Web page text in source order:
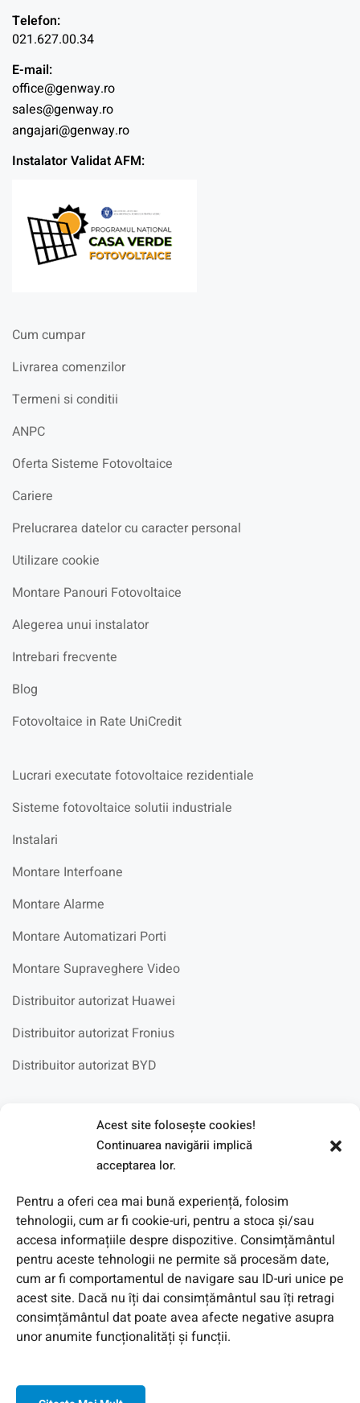
Acest site foloseşte cookies!
Continuarea navigării implică
acceptarea lor.
Pentru a oferi cea mai bună experiență, folosim
tehnologii, cum ar fi cookie-uri, pentru a stoca și/sau
accesa informațiile despre dispozitive. Consimțământul
pentru aceste tehnologii ne permite să procesăm date,
cum ar fi comportamentul de navigare sau ID-uri unice pe
acest site. Dacă nu îți dai consimțământul sau îți retragi
consimțământul dat poate avea afecte negative asupra
unor anumite funcționalități și funcții.
Telefon:
021.627.00.34
E-mail:
office@genway.ro
sales@genway.ro
angajari@genway.ro
Instalator Validat AFM:
Cum cumpar
Livrarea comenzilor
Termeni si conditii
ANPC
Oferta Sisteme Fotovoltaice
Cariere
Prelucrarea datelor cu caracter personal
Utilizare cookie
Montare Panouri Fotovoltaice
Alegerea unui instalator
Intrebari frecvente
Blog
Fotovoltaice in Rate UniCredit
Lucrari executate fotovoltaice rezidentiale
Sisteme fotovoltaice solutii industriale
Instalari
Montare Interfoane
Montare Alarme
Montare Automatizari Porti
Montare Supraveghere Video
Distribuitor autorizat Huawei
Distribuitor autorizat Fronius
Distribuitor autorizat BYD
Fotovoltaice in scoli